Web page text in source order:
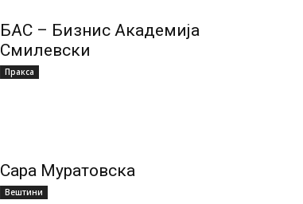
БАС – Бизнис Академија
Смилевски
Пракса
Сара Муратовска
Вештини